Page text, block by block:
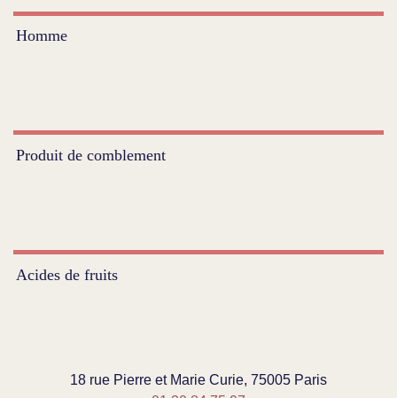
Homme
Produit de comblement
Acides de fruits
18 rue Pierre et Marie Curie, 75005 Paris